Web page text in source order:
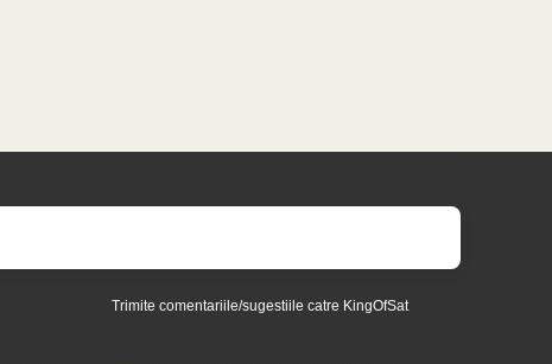
Trimite comentariile/sugestiile catre KingOfSat